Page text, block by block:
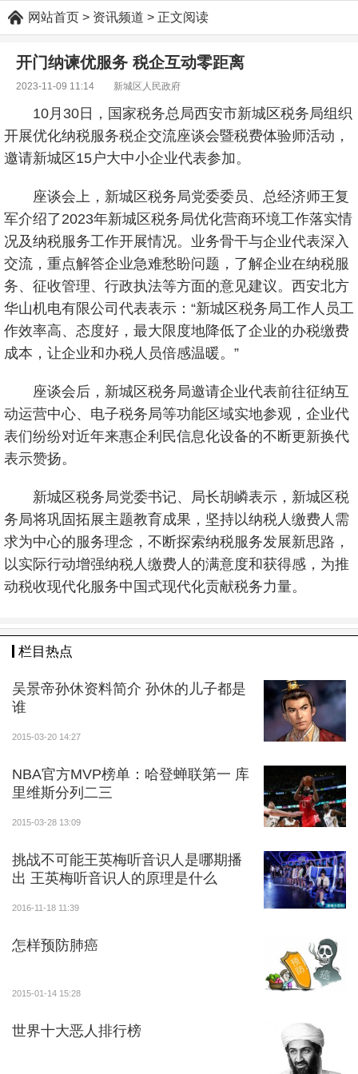
网站首页 > 资讯频道 > 正文阅读
开门纳谏优服务 税企互动零距离
2023-11-09 11:14 新城区人民政府
10月30日，国家税务总局西安市新城区税务局组织
开展优化纳税服务税企交流座谈会暨税费体验师活动，
邀请新城区15户大中小企业代表参加。
座谈会上，新城区税务局党委委员、总经济师王复
军介绍了2023年新城区税务局优化营商环境工作落实情
况及纳税服务工作开展情况。业务骨干与企业代表深入
交流，重点解答企业急难愁盼问题，了解企业在纳税服
务、征收管理、行政执法等方面的意见建议。西安北方
华山机电有限公司代表表示：“新城区税务局工作人员工
作效率高、态度好，最大限度地降低了企业的办税缴费
成本，让企业和办税人员倍感温暖。”
座谈会后，新城区税务局邀请企业代表前往征纳互
动运营中心、电子税务局等功能区域实地参观，企业代
表们纷纷对近年来惠企利民信息化设备的不断更新换代
表示赞扬。
新城区税务局党委书记、局长胡嶙表示，新城区税
务局将巩固拓展主题教育成果，坚持以纳税人缴费人需
求为中心的服务理念，不断探索纳税服务发展新思路，
以实际行动增强纳税人缴费人的满意度和获得感，为推
动税收现代化服务中国式现代化贡献税务力量。
栏目热点
吴景帝孙休资料简介 孙休的儿子都是
谁
2015-03-20 14:27
NBA官方MVP榜单：哈登蝉联第一 库
里维斯分列二三
2015-03-28 13:09
挑战不可能王英梅听音识人是哪期播
出 王英梅听音识人的原理是什么
2016-11-18 11:39
怎样预防肺癌
2015-01-14 15:28
世界十大恶人排行榜